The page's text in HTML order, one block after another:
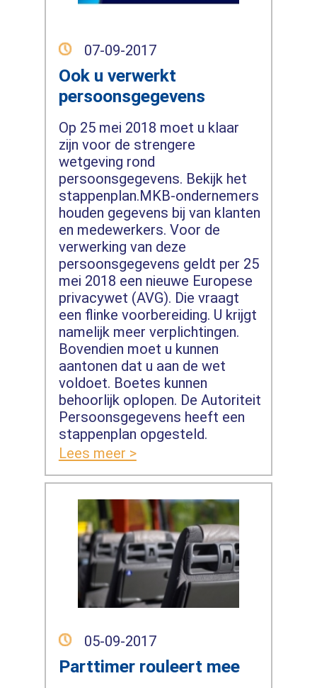
07-09-2017
Ook u verwerkt
persoonsgegevens
Op 25 mei 2018 moet u klaar
zijn voor de strengere
wetgeving rond
persoonsgegevens. Bekijk het
stappenplan.MKB-ondernemers
houden gegevens bij van klanten
en medewerkers. Voor de
verwerking van deze
persoonsgegevens geldt per 25
mei 2018 een nieuwe Europese
privacywet (AVG). Die vraagt
een flinke voorbereiding. U krijgt
namelijk meer verplichtingen.
Bovendien moet u kunnen
aantonen dat u aan de wet
voldoet. Boetes kunnen
behoorlijk oplopen. De Autoriteit
Persoonsgegevens heeft een
stappenplan opgesteld.
Lees meer >
05-09-2017
Parttimer rouleert mee